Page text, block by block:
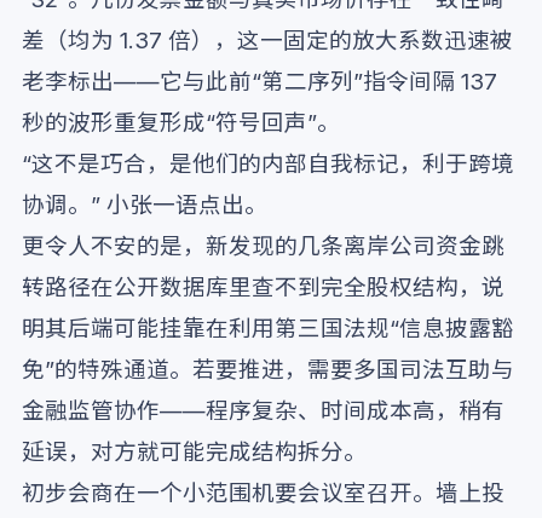
差（均为 1.37 倍），这一固定的放大系数迅速被
老李标出——它与此前“第二序列”指令间隔 137
秒的波形重复形成“符号回声”。
“这不是巧合，是他们的内部自我标记，利于跨境
协调。” 小张一语点出。
更令人不安的是，新发现的几条离岸公司资金跳
转路径在公开数据库里查不到完全股权结构，说
明其后端可能挂靠在利用第三国法规“信息披露豁
免”的特殊通道。若要推进，需要多国司法互助与
金融监管协作——程序复杂、时间成本高，稍有
延误，对方就可能完成结构拆分。
初步会商在一个小范围机要会议室召开。墙上投